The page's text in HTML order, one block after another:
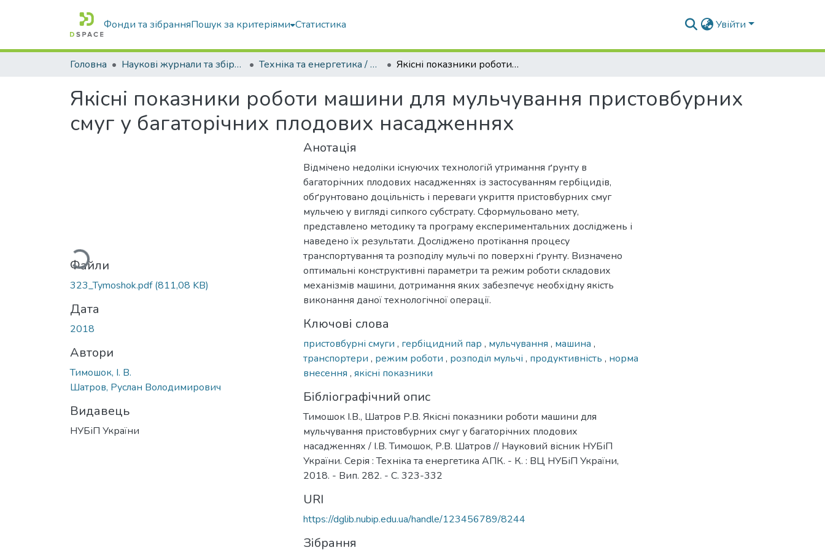
Фонди та зібранняПошук за критеріями Статистика Увійти
Головна Наукові журнали та збірники видань Техніка та енергетика / Machinery & Energetics Якісні показники роботи машини для мульчування пристовбурних смуг у багаторічних плодових насадженнях
Якісні показники роботи машини для мульчування пристовбурних
смуг у багаторічних плодових насадженнях
Вантажиться...
Файли
323_Tymoshok.pdf(811,08 KB)
Дата
2018
Автори
Тимошок, І. В.
Шатров, Руслан Володимирович
Видавець
НУБіП України
Анотація
Відмічено недоліки існуючих технологій утримання ґрунту в
багаторічних плодових насадженнях із застосуванням гербіцидів,
обґрунтовано доцільність і переваги укриття пристовбурних смуг
мульчею у вигляді сипкого субстрату. Сформульовано мету,
представлено методику та програму експериментальних досліджень і
наведено їх результати. Досліджено протікання процесу
транспортування та розподілу мульчі по поверхні ґрунту. Визначено
оптимальні конструктивні параметри та режим роботи складових
механізмів машини, дотримання яких забезпечує необхідну якість
виконання даної технологічної операції.
Ключові слова
пристовбурні смуги , гербіцидний пар , мульчування , машина ,
транспортери , режим роботи , розподіл мульчі , продуктивність , норма
внесення , якісні показники
Бібліографічний опис
Тимошок І.В., Шатров Р.В. Якісні показники роботи машини для
мульчування пристовбурних смуг у багаторічних плодових
насадженнях / І.В. Тимошок, Р.В. Шатров // Науковий вісник НУБіП
України. Серія : Техніка та енергетика АПК. - К. : ВЦ НУБіП України,
2018. - Вип. 282. - С. 323-332
URI
https://dglib.nubip.edu.ua/handle/123456789/8244
Зібрання